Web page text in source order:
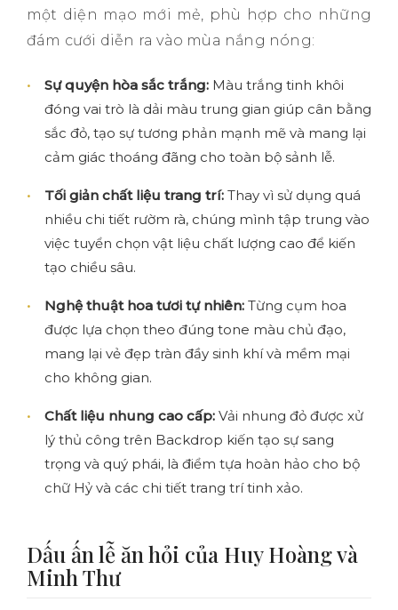
một diện mạo mới mẻ, phù hợp cho những
đám cưới diễn ra vào mùa nắng nóng:
Sự quyện hòa sắc trắng: Màu trắng tinh khôi
đóng vai trò là dải màu trung gian giúp cân bằng
sắc đỏ, tạo sự tương phản mạnh mẽ và mang lại
cảm giác thoáng đãng cho toàn bộ sảnh lễ.
Tối giản chất liệu trang trí: Thay vì sử dụng quá
nhiều chi tiết rườm rà, chúng mình tập trung vào
việc tuyển chọn vật liệu chất lượng cao để kiến
tạo chiều sâu.
Nghệ thuật hoa tươi tự nhiên: Từng cụm hoa
được lựa chọn theo đúng tone màu chủ đạo,
mang lại vẻ đẹp tràn đầy sinh khí và mềm mại
cho không gian.
Chất liệu nhung cao cấp: Vải nhung đỏ được xử
lý thủ công trên Backdrop kiến tạo sự sang
trọng và quý phái, là điểm tựa hoàn hảo cho bộ
chữ Hỷ và các chi tiết trang trí tinh xảo.
Dấu ấn lễ ăn hỏi của Huy Hoàng và
Minh Thư